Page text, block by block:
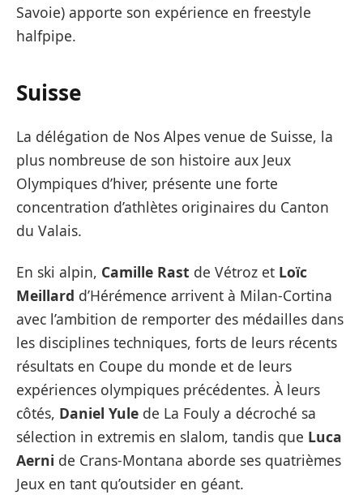
Savoie) apporte son expérience en freestyle
halfpipe.
Suisse
La délégation de Nos Alpes venue de Suisse, la
plus nombreuse de son histoire aux Jeux
Olympiques d’hiver, présente une forte
concentration d’athlètes originaires du Canton
du Valais.
En ski alpin, Camille Rast de Vétroz et Loïc
Meillard d’Hérémence arrivent à Milan-Cortina
avec l’ambition de remporter des médailles dans
les disciplines techniques, forts de leurs récents
résultats en Coupe du monde et de leurs
expériences olympiques précédentes. À leurs
côtés, Daniel Yule de La Fouly a décroché sa
sélection in extremis en slalom, tandis que Luca
Aerni de Crans-Montana aborde ses quatrièmes
Jeux en tant qu’outsider en géant.